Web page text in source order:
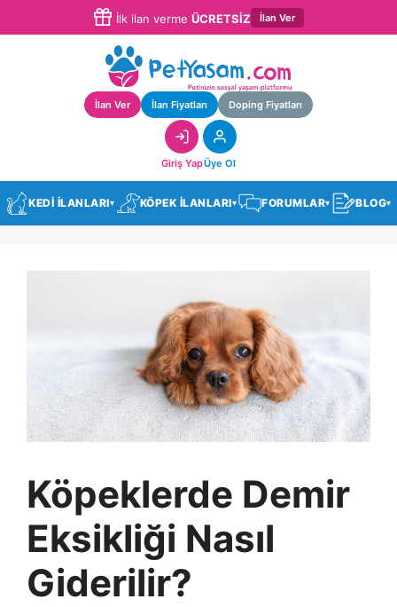
İlk ilan verme ÜCRETSİZ İlan Ver
İlan Ver İlan Fiyatları Doping Fiyatları
Giriş YapÜye Ol
KEDİ İLANLARI▾ KÖPEK İLANLARI▾ FORUMLAR▾ BLOG▾
Köpeklerde Demir
Eksikliği Nasıl
Giderilir?